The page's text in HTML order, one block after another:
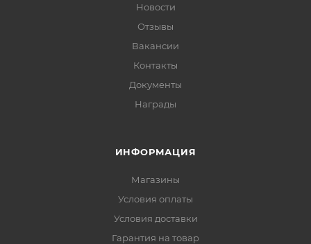
Новости
Отзывы
Вакансии
Контакты
Документы
Награды
ИНФОРМАЦИЯ
Магазины
Условия оплаты
Условия доставки
Гарантия на товар